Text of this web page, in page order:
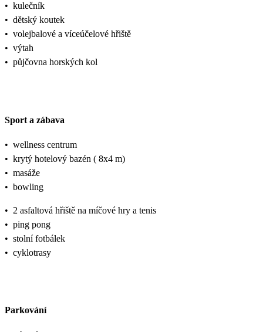
• kulečník
• dětský koutek
• volejbalové a víceúčelové hřiště
• výtah
• půjčovna horských kol
Sport a zábava
• wellness centrum
• krytý hotelový bazén ( 8x4 m)
• masáže
• bowling
• 2 asfaltová hřiště na míčové hry a tenis
• ping pong
• stolní fotbálek
• cyklotrasy
Parkování